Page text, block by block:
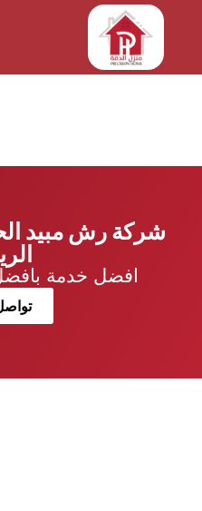
شركة رش مبيد
افضل خدمة